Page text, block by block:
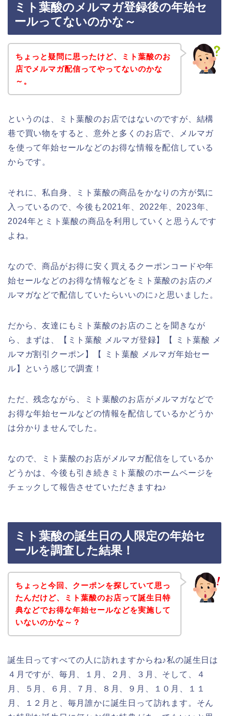
ミト葉酸のメルマガ登録後の年始セ
ールってないのかな～
ちょっと疑問に思ったけど、ミト葉酸のお
店でメルマガ配信ってやってないのかな
～。
というのは、ミト葉酸のお店ではないのですが、結構
巷で買い物をすると、意外と多くのお店で、メルマガ
を使って年始セールなどのお得な情報を配信している
からです。
それに、私自身、ミト葉酸の商品をかなりの方が気に
入っているので、今後も2021年、2022年、2023年、
2024年とミト葉酸の商品を利用していくと思うんです
よね。
なので、商品がお得に安く買えるクーポンコードや年
始セールなどのお得な情報などをミト葉酸のお店のメ
ルマガなどで配信していたらいいのに♪と思いました。
だから、友達にもミト葉酸のお店のことを聞きなが
ら、まずは、【ミト葉酸 メルマガ登録】【 ミト葉酸 メ
ルマガ割引クーポン】【 ミト葉酸 メルマガ年始セー
ル】という感じで調査！
ただ、残念ながら、ミト葉酸のお店がメルマガなどで
お得な年始セールなどの情報を配信しているかどうか
は分かりませんでした。
なので、ミト葉酸のお店がメルマガ配信をしているか
どうかは、今後も引き続きミト葉酸のホームページを
チェックして報告させていただきますね♪
ミト葉酸の誕生日の人限定の年始セ
ールを調査した結果！
ちょっと今回、クーポンを探していて思っ
たんだけど、ミト葉酸のお店って誕生日特
典などでお得な年始セールなどを実施して
いないのかな～？
誕生日ってすべての人に訪れますからね♪私の誕生日は
４月ですが、毎月、１月、２月、３月、そして、４
月、５月、６月、７月、８月、９月、１０月、１１
月、１２月と、毎月誰かに誕生日って訪れます。そん